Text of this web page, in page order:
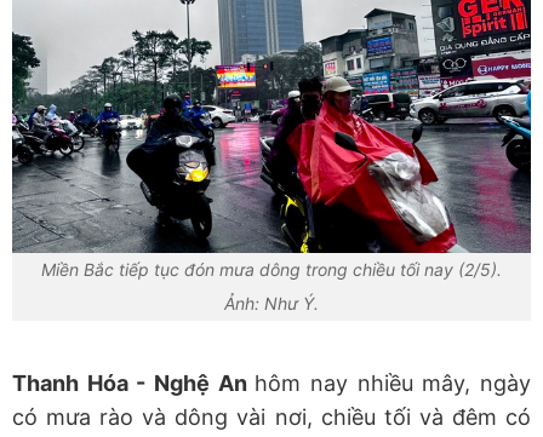
Miền Bắc tiếp tục đón mưa dông trong chiều tối nay (2/5).
Ảnh: Như Ý.
Thanh Hóa - Nghệ An hôm nay nhiều mây, ngày
có mưa rào và dông vài nơi, chiều tối và đêm có